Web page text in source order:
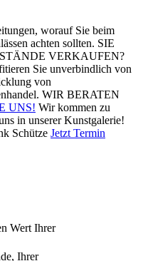
worauf Sie beim
achten sollten. SIE
VERKAUFEN?
Sie unverbindlich von
von
WIR BERATEN
UNS! Wir kommen zu
in unserer Kunstgalerie!
Schütze Jetzt Termin
Wert Ihrer
Ihrer